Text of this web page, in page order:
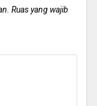
Ruas yang wajib